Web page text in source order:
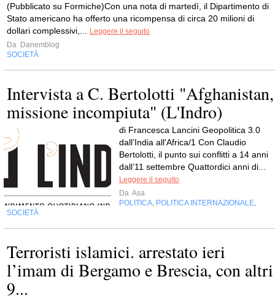
(Pubblicato su Formiche)Con una nota di martedì, il Dipartimento di
Stato americano ha offerto una ricompensa di circa 20 milioni di
dollari complessivi,...
Leggere il seguito
Da Danemblog
SOCIETÀ
Intervista a C. Bertolotti "Afghanistan,
missione incompiuta" (L'Indro)
di Francesca Lancini Geopolitica 3.0
dall’India all'Africa/1 Con Claudio
Bertolotti, il punto sui conflitti a 14 anni
dall’11 settembre Quattordici anni di...
Leggere il seguito
Da Asa
POLITICA POLITICA INTERNAZIONALE
SOCIETÀ
Terroristi islamici. arrestato ieri
l’imam di Bergamo e Brescia, con altri
9...